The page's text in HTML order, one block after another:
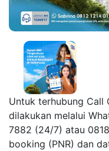
Untuk terhubung Call
dilakukan melalui
7882 (24/7) atau
booking (PNR) dan